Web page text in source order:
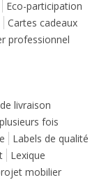
Eco-participation
Cartes cadeaux
professionnel
livraison
fois
Labels de qualité
Lexique
mobilier
meubles
comme
de
annonces
ajuster vos
J'accepte